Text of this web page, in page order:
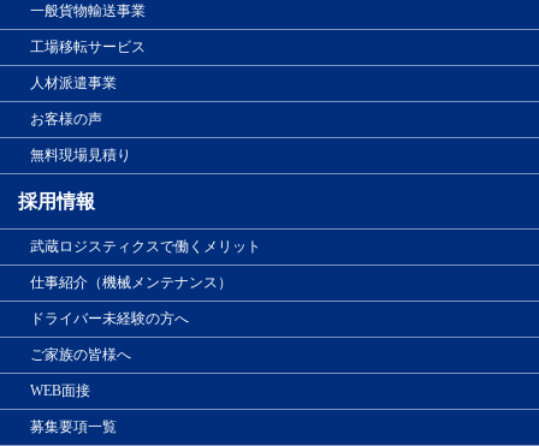
一般貨物輸送事業
工場移転サービス
人材派遣事業
お客様の声
無料現場見積り
採用情報
武蔵ロジスティクスで働くメリット
仕事紹介（機械メンテナンス）
ドライバー未経験の方へ
ご家族の皆様へ
WEB面接
募集要項一覧